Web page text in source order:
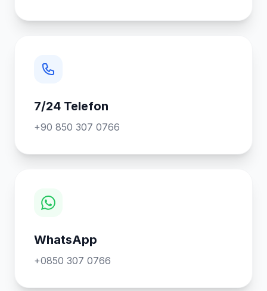
7/24 Telefon
+90 850 307 0766
WhatsApp
+0850 307 0766